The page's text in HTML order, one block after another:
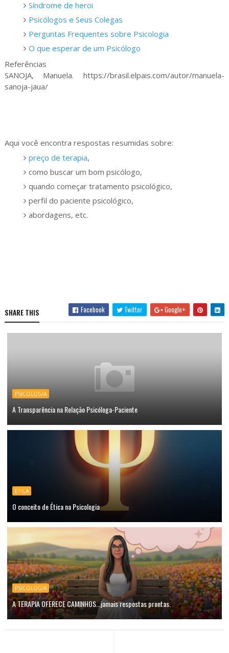
Síndrome de heroi
Psicólogos e Seus Colegas
Perguntas Frequentes sobre Psicologia
O que esperar de um Psicólogo
Referências
SANOJA, Manuela. https://brasil.elpais.com/autor/manuela-
sanoja-jaua/
Aqui você encontra respostas resumidas sobre:
preço de terapia,
como buscar um bom psicólogo,
quando começar tratamento psicológico,
perfil do paciente psicológico,
abordagens, etc.
SHARE THIS Facebook Twitter Google+
PSICOLOGIA
A Transparência na Relação Psicóloga-Paciente
ETICA
O conceito de Ética na Psicologia
PSICOLOGIA
A TERAPIA OFERECE CAMINHOS...jamais respostas prontas.